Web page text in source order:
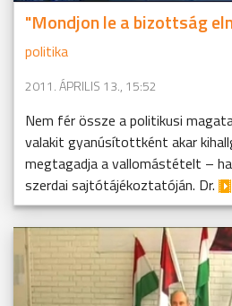
"Mondjon le a bizottság
politika
2011. ÁPRILIS 13., 15:52
Nem fér össze a politikusi
valakit gyanúsítottként akar
megtagadja a vallomástételt –
szerdai sajtótájékoztatóján. Dr.